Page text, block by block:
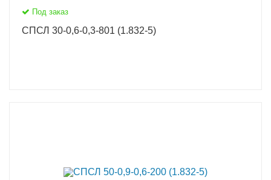
Под заказ
СПСЛ 30-0,6-0,3-801 (1.832-5)